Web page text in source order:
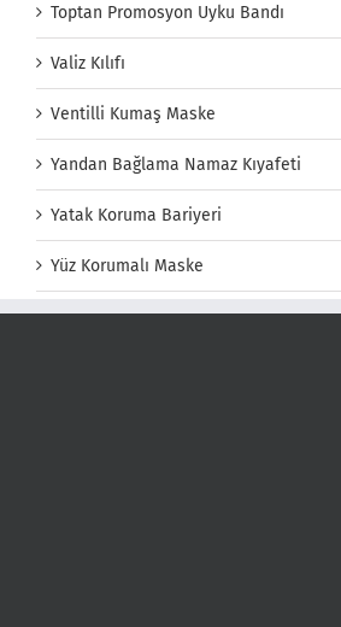
Toptan Promosyon Uyku Bandı
Valiz Kılıfı
Ventilli Kumaş Maske
Yandan Bağlama Namaz Kıyafeti
Yatak Koruma Bariyeri
Yüz Korumalı Maske